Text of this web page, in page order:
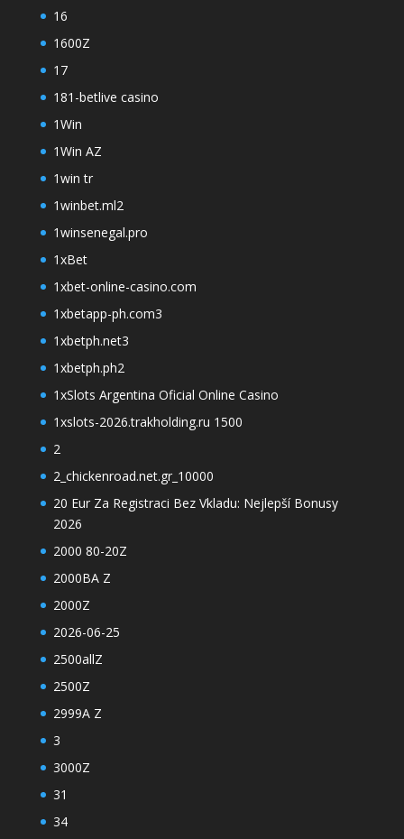
16
1600Z
17
181-betlive casino
1Win
1Win AZ
1win tr
1winbet.ml2
1winsenegal.pro
1xBet
1xbet-online-casino.com
1xbetapp-ph.com3
1xbetph.net3
1xbetph.ph2
1xSlots Argentina Oficial Online Casino
1xslots-2026.trakholding.ru 1500
2
2_chickenroad.net.gr_10000
20 Eur Za Registraci Bez Vkladu: Nejlepší Bonusy
2026
2000 80-20Z
2000BA Z
2000Z
2026-06-25
2500allZ
2500Z
2999A Z
3
3000Z
31
34